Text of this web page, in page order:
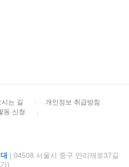
시는 길
개인정보 취급방침
동 신청
| 04508 서울시 중구 만리재로37길
)